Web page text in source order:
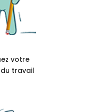
votre
travail